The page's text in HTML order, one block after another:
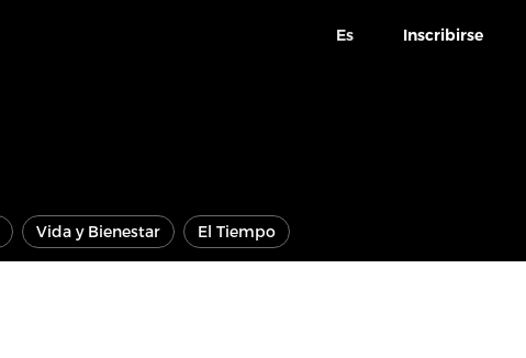
Es Inscribirse
Vida y Bienestar El Tiempo